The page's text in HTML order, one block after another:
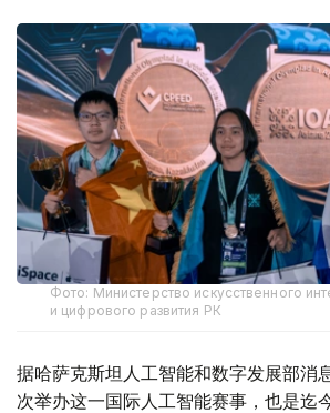
Фото: Министерство искусственного
и цифрового развития РК
据哈萨克斯坦人工智能和数字发展部消
次举办这一国际人工智能赛事，也是迄